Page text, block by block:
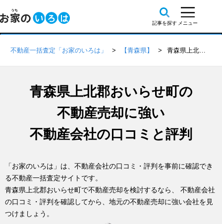
不動産一括査定「お家のいろは」 【青森県】 青森県上北郡おいらせ町の不動産会社 口コミ・評判一覧
青森県上北郡おいらせ町の
不動産売却に強い
不動産会社の口コミと評判
「お家のいろは」は、不動産会社の口コミ・評判を事前に確認でき
る不動産一括査定サイトです。
青森県上北郡おいらせ町で不動産売却を検討するなら、 不動産会社
の口コミ・評判を確認してから、地元の不動産売却に強い会社を見
つけましょう。